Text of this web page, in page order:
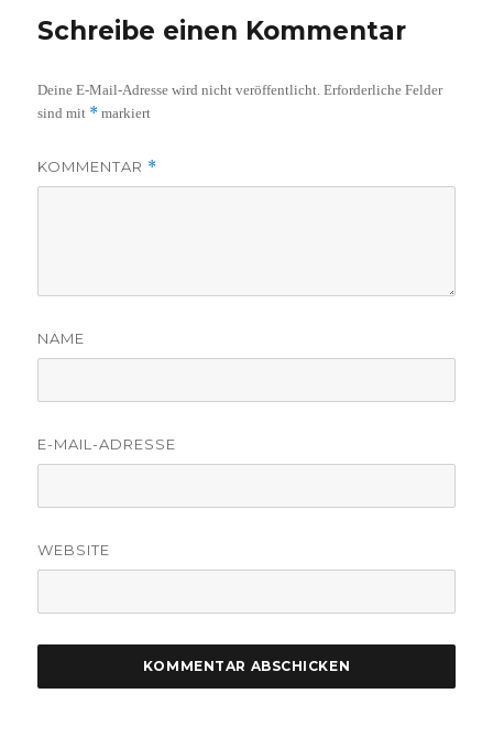
Schreibe einen Kommentar
Deine E-Mail-Adresse wird nicht veröffentlicht. Erforderliche Felder
sind mit * markiert
KOMMENTAR *
NAME
E-MAIL-ADRESSE
WEBSITE